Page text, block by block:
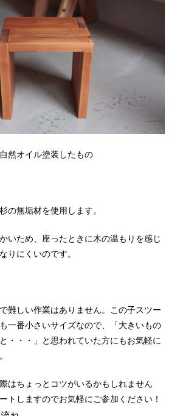
然オイル塗装したもの
の無垢材を使用します。
いため、座ったときに木の温もりを感じ
りにくいのです。
難しい作業はありません。この子スツー
一番小さいサイズなので、「大きいもの
・・・」と思われていた方にもお気軽に
はちょっとコツがいるかもしれません
トしますのでお気軽にご参加ください！